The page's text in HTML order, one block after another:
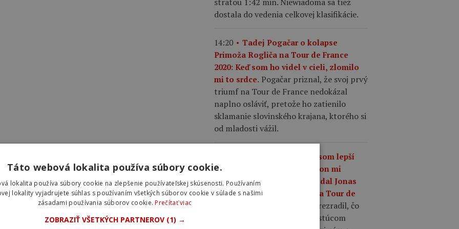
dostala do vedenia celkovej klasifikácie.
14:20
Tadej Pogačar o kolapse
Primoža Rogliča na Tour de France
2020: Keď som ho videl v cieli, zlomilo
mi to srdce. Pogačar priznal, že svoj prvý
triumf na Tour de France nedokázal
naplno osláviť, pretože ho zatienilo
sklamanie slovinského krajana, ktorého si
od mladosti vážil.
„Čo mám robiť, keď som lepší
ako kedykoľvek predtým, a on mi
napriek tomu odíde?,“ povedal Jonas
Vingegaard o Pogačarovi na Tour de
Mattias Skjelmose prezradil, čo
mu povedal Vingegaard o rastúcom
Táto webová lokalita používa súbory cookie.
lokalita používa súbory cookie na zlepšenie používateľskej skúsenosti. Používaním
lokality vyjadrujete súhlas s používaním všetkých súborov cookie v súlade s našimi
zásadami používania súborov cookie.Prečítať viac
ZOBRAZIŤ VŠETKÝCH PARTNEROV (1) →